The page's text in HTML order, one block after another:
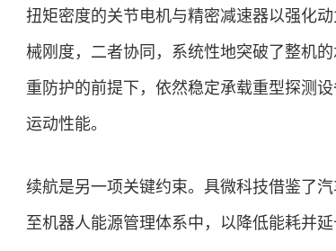
扭矩密度的关节电机与精密减速器以强化
械刚度，二者协同，系统性地突破了整机
重防护的前提下，依然稳定承载重型探测
运动性能。
续航是另一项关键约束。具微科技借鉴了汽
至机器人能源管理体系中，以降低能耗并延